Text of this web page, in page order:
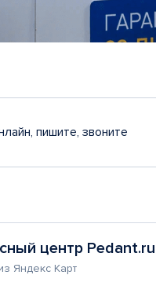
пишите, звоните
центр Pedant.ru
Яндекс Карт